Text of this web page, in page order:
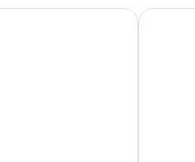
Ruby